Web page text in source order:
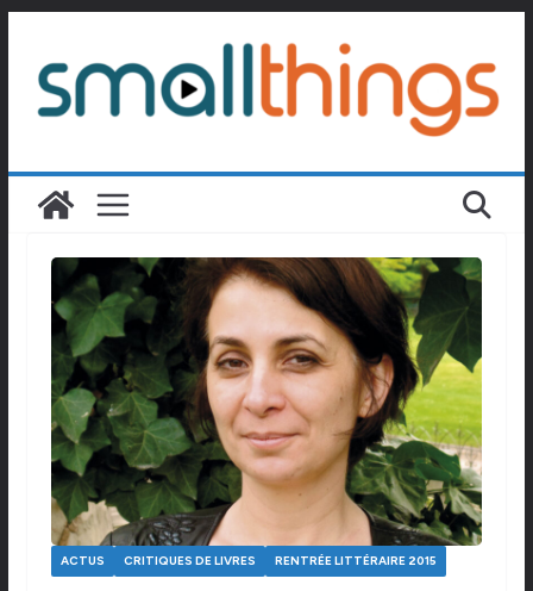
contenu
ACTUS CRITIQUES DE LIVRES RENTRÉE LITTÉRAIRE 2015